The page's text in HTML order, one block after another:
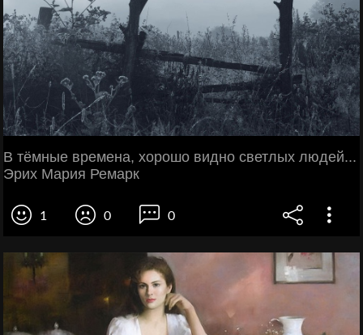
В тёмные времена, хорошо видно светлых людей...
Эрих Мария Ремарк
1 0 0